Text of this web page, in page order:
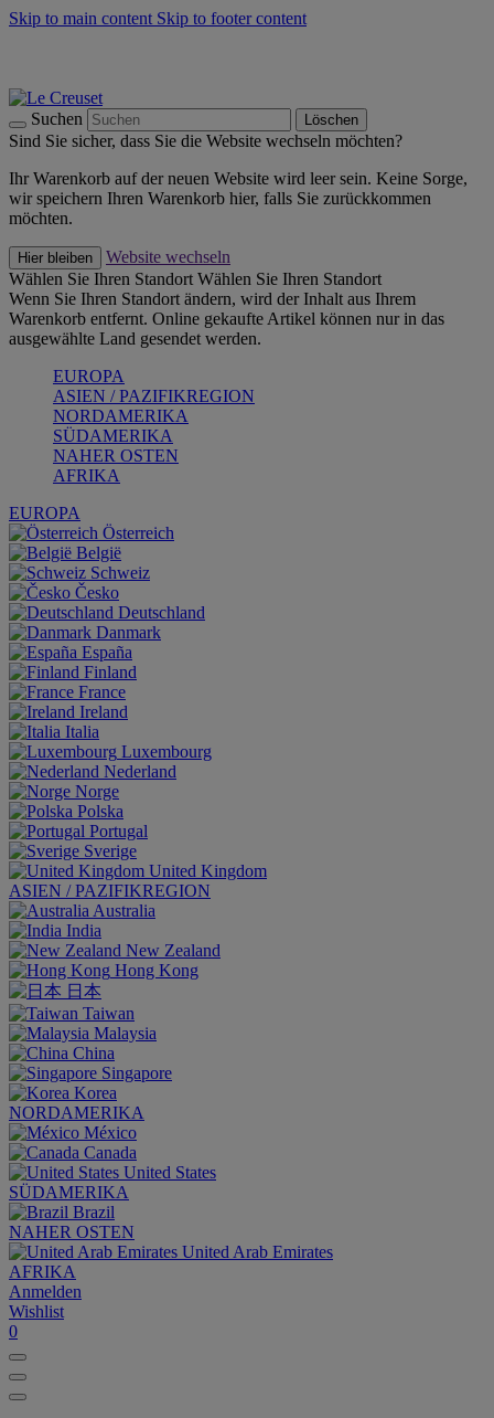
Skip to main content Skip to footer content
Suchen Löschen
Sind Sie sicher, dass Sie die Website wechseln möchten?
Ihr Warenkorb auf der neuen Website wird leer sein. Keine Sorge,
wir speichern Ihren Warenkorb hier, falls Sie zurückkommen
möchten.
Hier bleiben
Website wechseln
Wählen Sie Ihren Standort Wählen Sie Ihren Standort
Wenn Sie Ihren Standort ändern, wird der Inhalt aus Ihrem
Warenkorb entfernt. Online gekaufte Artikel können nur in das
ausgewählte Land gesendet werden.
EUROPA
ASIEN / PAZIFIKREGION
NORDAMERIKA
SÜDAMERIKA
NAHER OSTEN
AFRIKA
EUROPA
Österreich
België
Schweiz
Česko
Deutschland
Danmark
España
Finland
France
Ireland
Italia
Luxembourg
Nederland
Norge
Polska
Portugal
Sverige
United Kingdom
ASIEN / PAZIFIKREGION
Australia
India
New Zealand
Hong Kong
日本
Taiwan
Malaysia
China
Singapore
Korea
NORDAMERIKA
México
Canada
United States
SÜDAMERIKA
Brazil
NAHER OSTEN
United Arab Emirates
AFRIKA
Anmelden
Wishlist
0